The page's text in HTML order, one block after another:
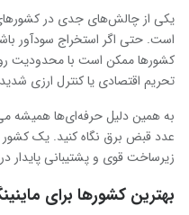
یکی از چالش‌های جدی در
است. حتی اگر استخراج سودآور
کشورها ممکن است با محدودیت
تحریم اقتصادی یا کنترل ارزی
به همین دلیل حرفه‌ای‌ها همیشه
عدد قبض برق نگاه کنید. یک کشور
زیرساخت قوی و پشتیبانی پایدار
بهترین کشورها برای